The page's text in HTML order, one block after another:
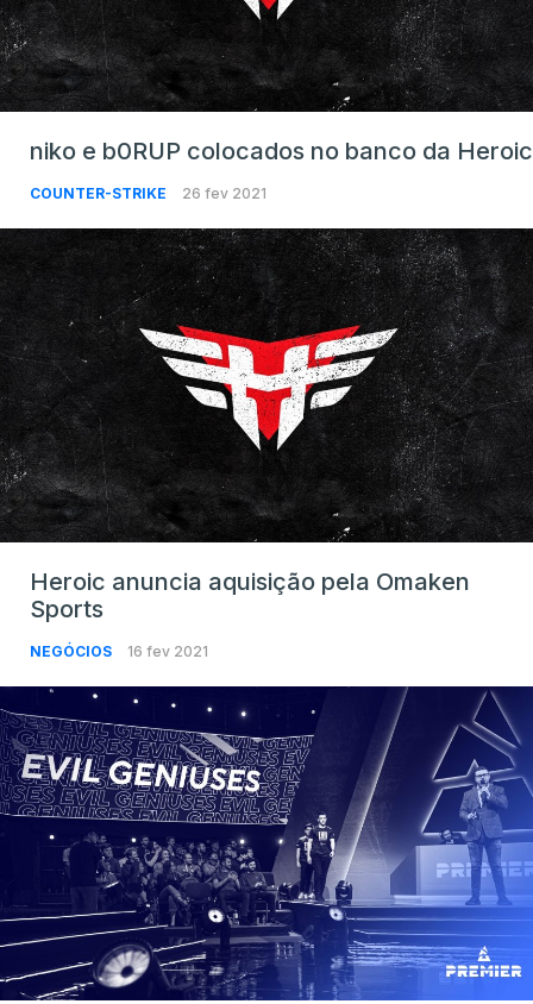
niko e b0RUP colocados no banco da Heroic
COUNTER-STRIKE 26 fev 2021
Heroic anuncia aquisição pela Omaken
Sports
NEGÓCIOS 16 fev 2021